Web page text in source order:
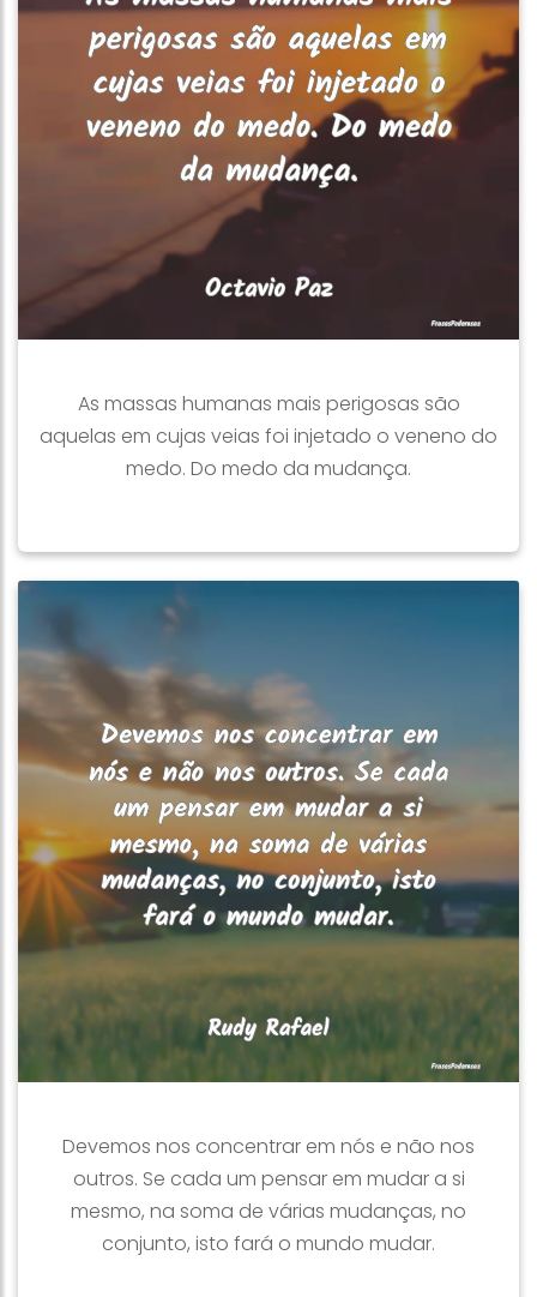
As massas humanas mais perigosas são
aquelas em cujas veias foi injetado o veneno do
medo. Do medo da mudança.
Devemos nos concentrar em nós e não nos
outros. Se cada um pensar em mudar a si
mesmo, na soma de várias mudanças, no
conjunto, isto fará o mundo mudar.